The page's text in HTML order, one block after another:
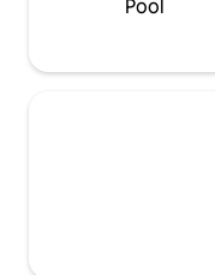
Pool